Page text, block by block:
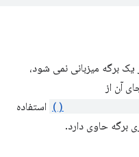
برگه میزبانی نمی شود،
استفاده
برگه حاوی دارد.